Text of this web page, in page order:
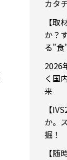
カタ
【
か？
る”
2026
く国
来
【
か。
掘！
【